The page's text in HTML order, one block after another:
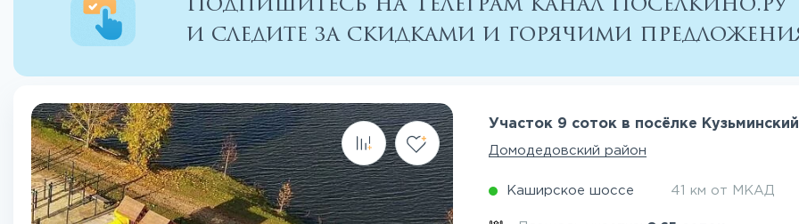
и следите за скидками и горячими
Участок 9 соток в посёлке Кузьминский
Домодедовский район
Каширское шоссе 41 км от МКАД